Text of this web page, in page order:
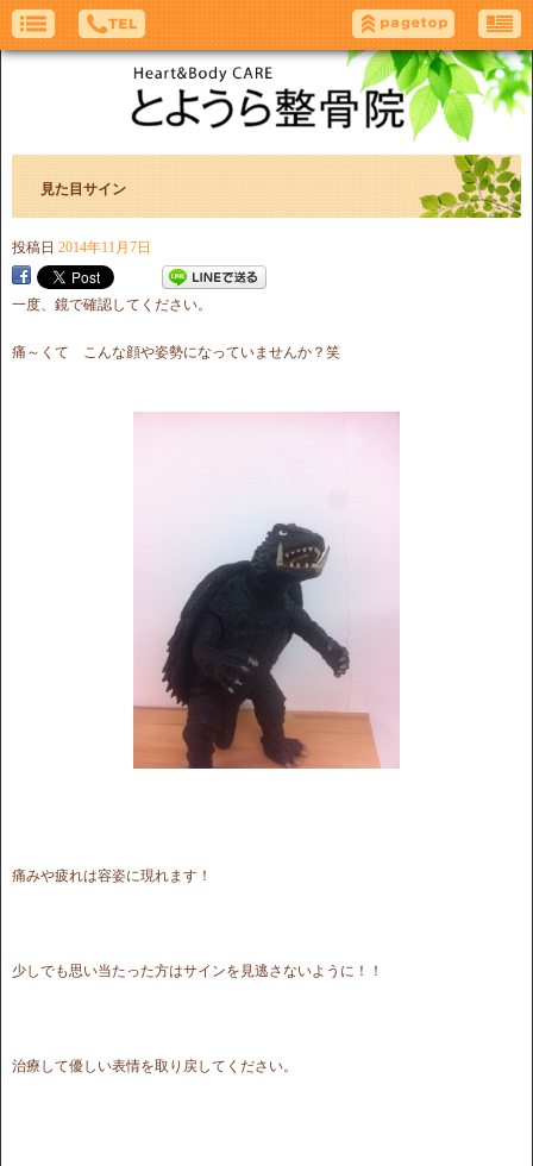
見た目サイン
投稿日 2014年11月7日
一度、鏡で確認してください。
痛～くて こんな顔や姿勢になっていませんか？笑
痛みや疲れは容姿に現れます！
少しでも思い当たった方はサインを見逃さないように！！
治療して優しい表情を取り戻してください。